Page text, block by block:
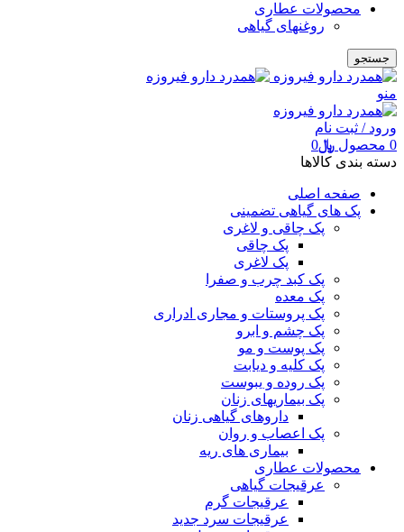
محصولات عطاری
روغنهای گیاهی
جستجو
منو
ورود / ثبت نام
0 محصول ﷼0
دسته بندی کالاها
صفحه اصلی
پک های گیاهی تضمینی
پک چاقی و لاغری
پک چاقی
پک لاغری
پک کبد چرب و صفرا
پک معده
پک پروستات و مجاری ادراری
پک چشم و ابرو
پک پوست و مو
پک کلیه و دیابت
پک روده و یبوست
پک بیماریهای زنان
داروهای گیاهی زنان
پک اعصاب و روان
بیماری های ریه
محصولات عطاری
عرقیجات گیاهی
عرقیجات گرم
عرقیجات سرد جدید